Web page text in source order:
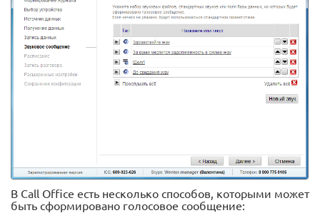
В Call Office есть несколько способов, которыми может
быть сформировано голосовое сообщение: